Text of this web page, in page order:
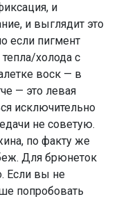
и
и выглядит это
если пигмент
холода с
воск — в
— это левая
исключительно
не советую.
по факту же
Для брюнеток
Если вы не
попробовать